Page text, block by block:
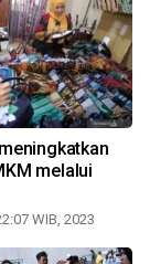
melalui
WIB, 2023